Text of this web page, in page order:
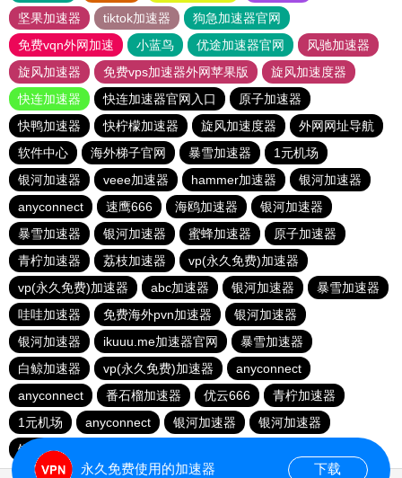
坚果加速器
tiktok加速器
狗急加速器官网
免费vqn外网加速
小蓝鸟 优途加速器官网
风驰加速器
旋风加速器
免费vps加速器外网苹果版
旋风加速度器
快连加速器
快连加速器官网入口
原子加速器
快鸭加速器
快柠檬加速器 旋风加速度器
外网网址导航
软件中心
海外梯子官网 暴雪加速器
1元机场
银河加速器
veee加速器 hammer加速器
银河加速器
anyconnect
速鹰666 海鸥加速器
银河加速器
暴雪加速器
银河加速器 蜜蜂加速器
原子加速器
青柠加速器
荔枝加速器
vp(永久免费)加速器
vp(永久免费)加速器
abc加速器 银河加速器
暴雪加速器
哇哇加速器
免费海外pvn加速器
银河加速器
银河加速器
ikuuu.me加速器官网
暴雪加速器
白鲸加速器
vp(永久免费)加速器
anyconnect
anyconnect
番石榴加速器 优云666
青柠加速器
1元机场
anyconnect 银河加速器
银河加速器
银河加速器
永久免费使用的加速器 下载